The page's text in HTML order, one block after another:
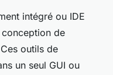
intégré ou IDE
de
outils de
un seul GUI ou